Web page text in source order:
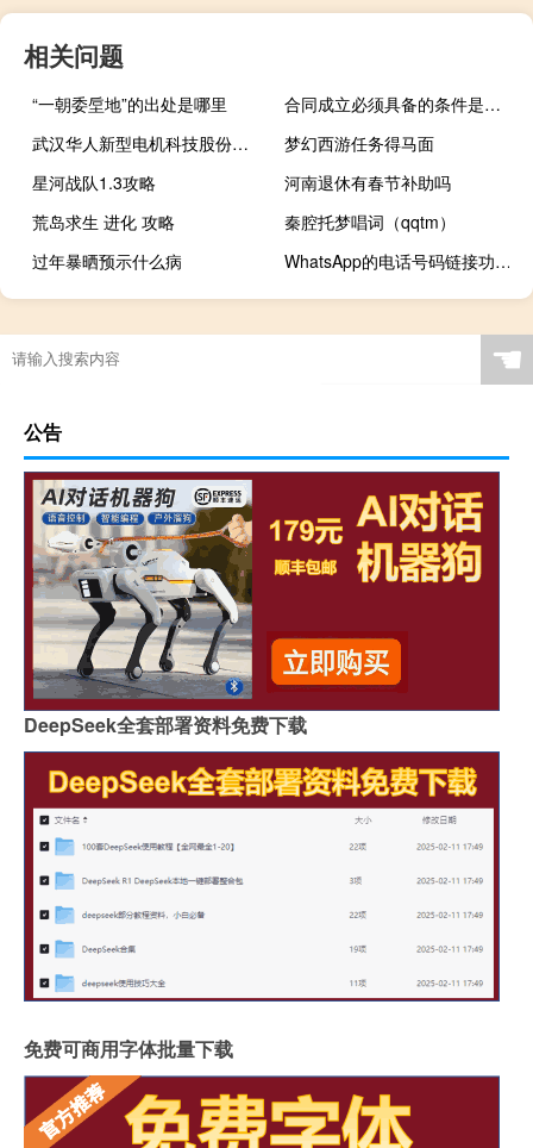
相关问题
“一朝委垕地”的出处是哪里
合同成立必须具备的条件是什么
武汉华人新型电机科技股份有限公司（武汉微型电机制造有限公司）
梦幻西游任务得马面
星河战队1.3攻略
河南退休有春节补助吗
荒岛求生 进化 攻略
秦腔托梦唱词（qqtm）
过年暴晒预示什么病
WhatsApp的电话号码链接功能已上线
☚
公告
DeepSeek全套部署资料免费下载
免费可商用字体批量下载